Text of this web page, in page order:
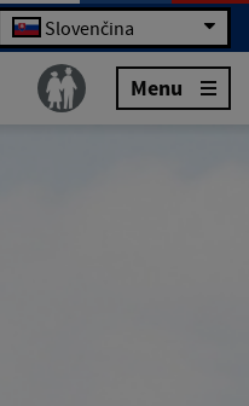
Slovenčina
Menu